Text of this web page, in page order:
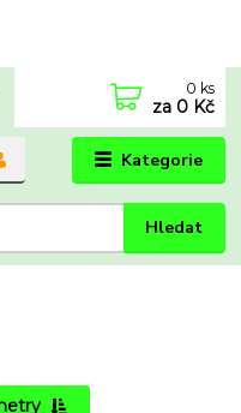
Kategorie
Hledat
0 ks
za 0 Kč